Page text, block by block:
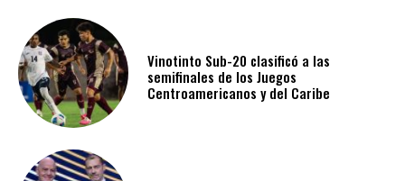
Vinotinto Sub-20 clasificó a las
semifinales de los Juegos
Centroamericanos y del Caribe